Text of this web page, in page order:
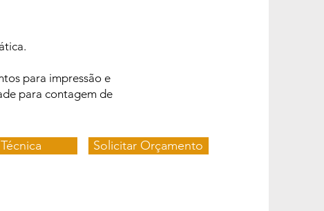
para impressão e
para contagem de
Solicitar Orçamento